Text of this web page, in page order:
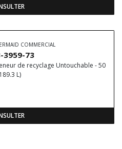
COMMERCIAL
3959-73
L)